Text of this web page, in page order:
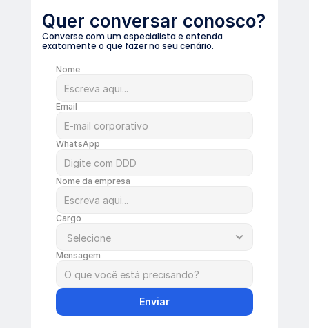
Nome
Email
WhatsApp
Nome da empresa
Cargo
Mensagem
Enviar
Converse com um especialista e entenda
exatamente o que fazer no seu cenário.
Quer conversar conosco?